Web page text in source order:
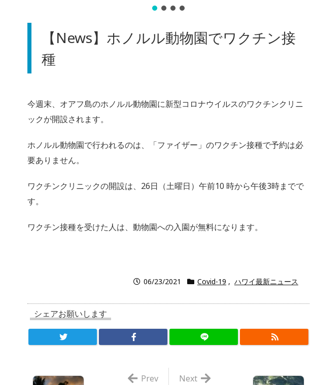
【News】ホノルル動物園でワクチン接
種
今週末、オアフ島のホノルル動物園に新型コロナウイルスのワクチンクリニ
ックが開設されます。
ホノルル動物園で行われるのは、「ファイザー」のワクチン接種で予約は必
要ありません。
ワクチンクリニックの開設は、26日（土曜日）午前10 時から午後3時までで
す。
ワクチン接種を受けた人は、動物園への入園が無料になります。
06/23/2021 Covid-19 , ハワイ最新ニュース
シェアお願いします
Next
Prev